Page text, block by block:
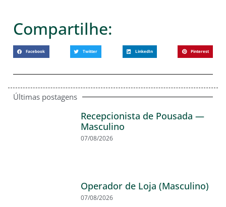
Compartilhe:
Facebook Twitter LinkedIn Pinterest
Últimas postagens
Recepcionista de Pousada —
Masculino
07/08/2026
Operador de Loja (Masculino)
07/08/2026